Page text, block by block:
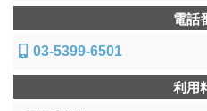
電話
03-5399-6501
利用